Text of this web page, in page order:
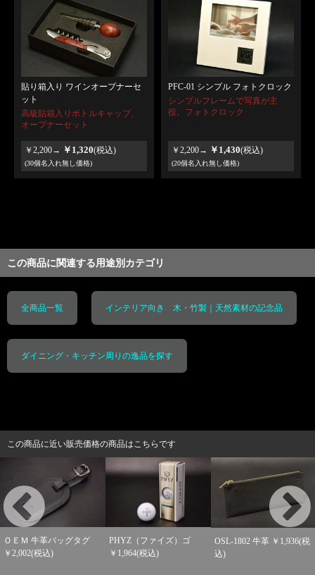
貼り箱入り ワインオープナーセ
ット
高級貼箱入りボトルキャップ、
オープナーセット
￥2,200→ ￥1,320(税込)
(30個名入れ無し価格)
PFC-01 シンプル フォトクロック
シンプルフレームで写真が主
役。フォトクロック
￥2,200→ ￥1,430(税込)
(20個名入れ無し価格)
この商品に関連する用途別カテゴリ
全商品一覧 インテリア向き 木・竹製｜天然素材の記念品
ダイニング・キッチン周りの逸品を探す
この商品に近い販売価格の商品はこちらです
ＯＥＭ 牛革バッグタグ
￥2,002(税込)
PHYZ（ファイズ）ゴ
￥1,964(税込)
OSL-1802 牛革 ￥1,936(税
込)